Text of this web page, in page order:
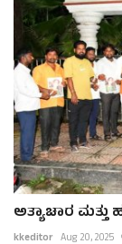
ಅತ್ಯಾಚಾರ ಮತ್ತು
kkeditor Aug 20, 2025